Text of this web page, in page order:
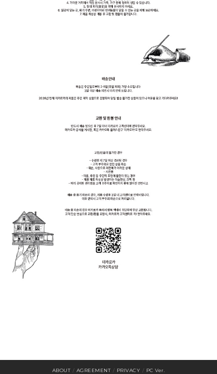
ABOUT / AGREEMENT / PRIVACY / PC Ver.